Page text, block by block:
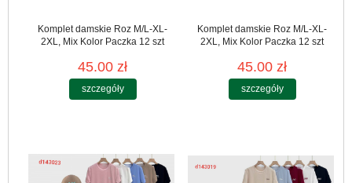
Komplet damskie Roz M/L-XL-
2XL, Mix Kolor Paczka 12 szt
45.00 zł
szczegóły
Komplet damskie Roz M/L-XL-
2XL, Mix Kolor Paczka 12 szt
45.00 zł
szczegóły